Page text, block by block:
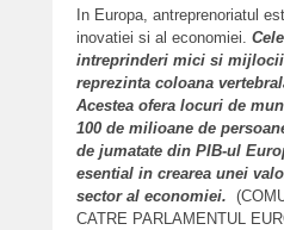
In Europa, antreprenoriatul
inovatiei si al economiei.
intreprinderi mici si
reprezinta coloana
Acestea ofera locuri de
100 de milioane de
de jumatate din PIB-ul
esential in crearea unei
sector al economiei.
CATRE PARLAMENTUL